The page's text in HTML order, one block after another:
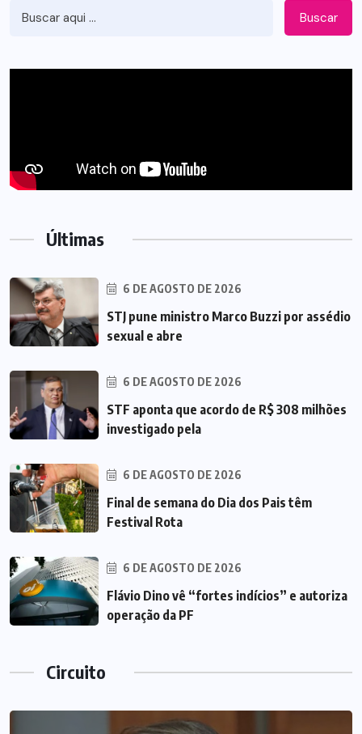
Buscar
Últimas
6 DE AGOSTO DE 2026
STJ pune ministro Marco Buzzi por assédio
sexual e abre
6 DE AGOSTO DE 2026
STF aponta que acordo de R$ 308 milhões
investigado pela
6 DE AGOSTO DE 2026
Final de semana do Dia dos Pais têm
Festival Rota
6 DE AGOSTO DE 2026
Flávio Dino vê “fortes indícios” e autoriza
operação da PF
Circuito